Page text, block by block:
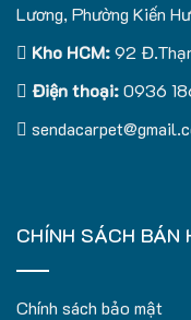
Lương, Phường Kiến
Kho HCM:92
Điện thoại:0936
CHÍNH SÁCH BÁN
Chính sách bảo mật